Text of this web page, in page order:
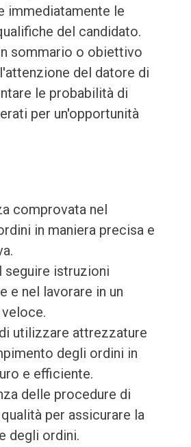
immediatamente le
del candidato.
sommario o obiettivo
del datore di
le probabilità di
per un'opportunità
comprovata nel
in maniera precisa e
seguire istruzioni
e nel lavorare in un
utilizzare attrezzature
degli ordini in
e efficiente.
delle procedure di
per assicurare la
degli ordini.